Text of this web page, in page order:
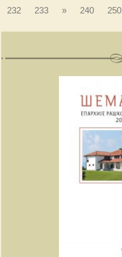
232
233 » 240 250